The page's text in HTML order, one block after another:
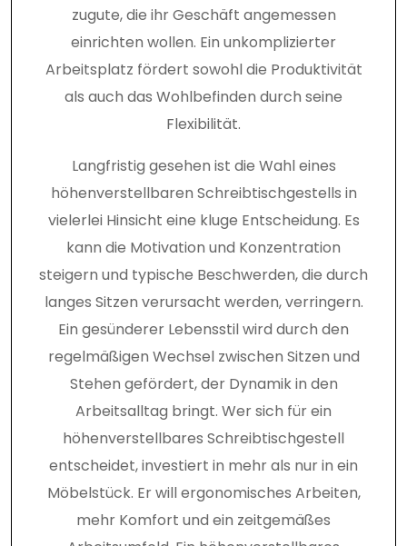
zugute, die ihr Geschäft angemessen
einrichten wollen. Ein unkomplizierter
Arbeitsplatz fördert sowohl die Produktivität
als auch das Wohlbefinden durch seine
Flexibilität.
Langfristig gesehen ist die Wahl eines
höhenverstellbaren Schreibtischgestells in
vielerlei Hinsicht eine kluge Entscheidung. Es
kann die Motivation und Konzentration
steigern und typische Beschwerden, die durch
langes Sitzen verursacht werden, verringern.
Ein gesünderer Lebensstil wird durch den
regelmäßigen Wechsel zwischen Sitzen und
Stehen gefördert, der Dynamik in den
Arbeitsalltag bringt. Wer sich für ein
höhenverstellbares Schreibtischgestell
entscheidet, investiert in mehr als nur in ein
Möbelstück. Er will ergonomisches Arbeiten,
mehr Komfort und ein zeitgemäßes